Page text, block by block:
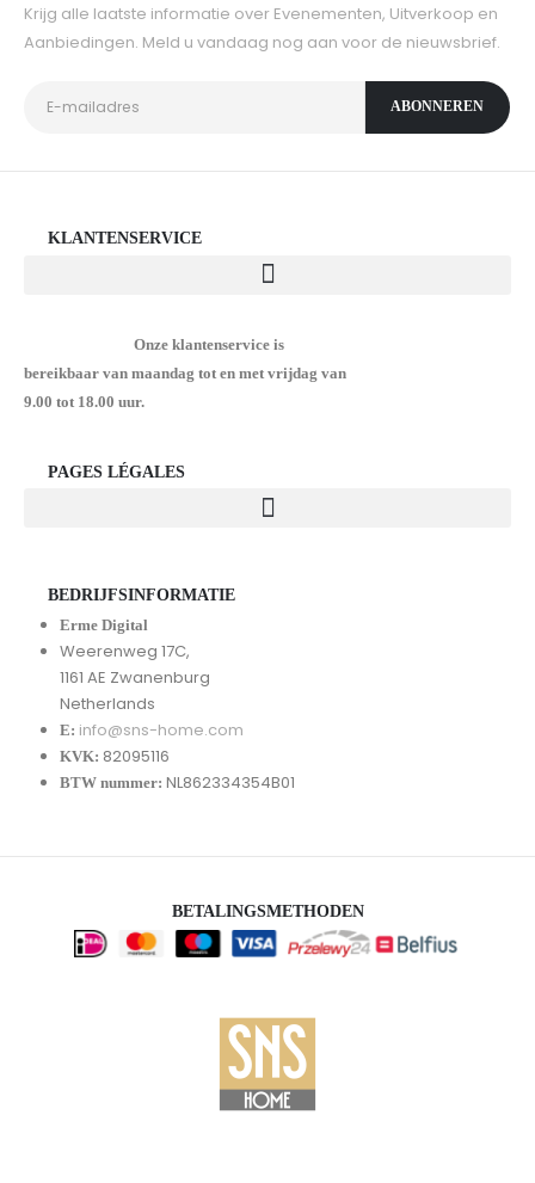
Krijg alle laatste informatie over Evenementen, Uitverkoop en
Aanbiedingen. Meld u vandaag nog aan voor de nieuwsbrief.
KLANTENSERVICE
Onze klantenservice is
bereikbaar van maandag tot en met vrijdag van
9.00 tot 18.00 uur.
PAGES LÉGALES
BEDRIJFSINFORMATIE
Erme Digital
Weerenweg 17C,
1161 AE Zwanenburg
Netherlands
E: info@sns-home.com
KVK: 82095116
BTW nummer: NL862334354B01
BETALINGSMETHODEN